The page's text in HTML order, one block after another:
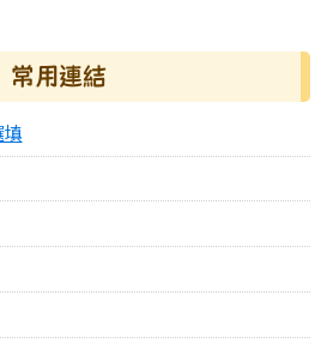
常用連結
填